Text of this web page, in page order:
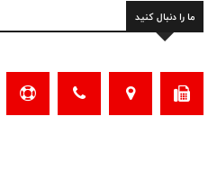
ما را دنبال کنید